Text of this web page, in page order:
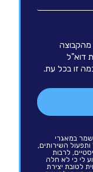
מהקבוצה
דוא"ל
זו בכל עת.
במאגרי
השירותים,
לרבות
לי כי לא חלה
לטובת יצירת